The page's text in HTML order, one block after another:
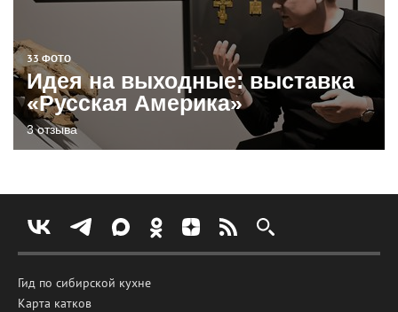
33 ФОТО
Идея на выходные: выставка
«Русская Америка»
3 отзыва
Гид по сибирской кухне
Карта катков